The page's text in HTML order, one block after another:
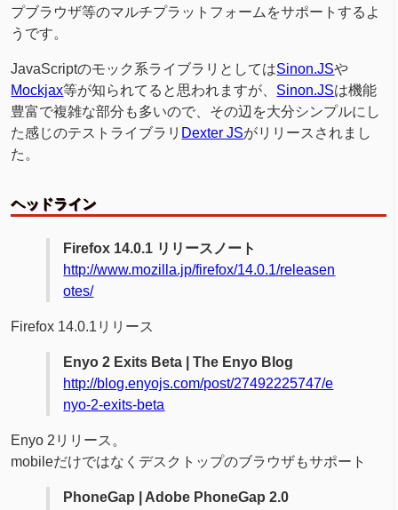
プブラウザ等のマルチプラットフォームをサポートするよ
うです。
JavaScriptのモック系ライブラリとしてはSinon.JSや
Mockjax等が知られてると思われますが、 Sinon.JSは機能
豊富で複雑な部分も多いので、その辺を大分シンプルにし
た感じのテストライブラリ Dexter JSがリリースされまし
た。
ヘッドライン
Firefox 14.0.1 リリースノート
http://www.mozilla.jp/firefox/14.0.1/releasen
otes/
Firefox 14.0.1リリース
Enyo 2 Exits Beta | The Enyo Blog
http://blog.enyojs.com/post/27492225747/e
nyo-2-exits-beta
Enyo 2リリース。
mobileだけではなくデスクトップのブラウザもサポート
PhoneGap | Adobe PhoneGap 2.0